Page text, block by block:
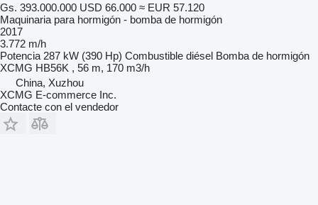
Gs. 393.000.000 USD 66.000 ≈ EUR 57.120
Maquinaria para hormigón - bomba de hormigón
2017
3.772 m/h
Potencia 287 kW (390 Hp) Combustible diésel Bomba de hormigón
XCMG HB56K , 56 m, 170 m3/h
China, Xuzhou
XCMG E-commerce Inc.
Contacte con el vendedor